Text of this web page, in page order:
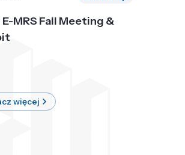
MRS Fall Meeting &
więcej